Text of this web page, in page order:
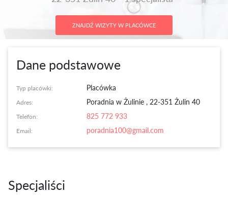
ZNAJDŹ WIZYTY W PLACÓWCE
Dane podstawowe
Typ placówki: Placówka
Adres: Poradnia w Żulinie , 22-351 Żulin 40
Telefon: 825 772 933
Email: poradnia100@gmail.com
Specjaliści